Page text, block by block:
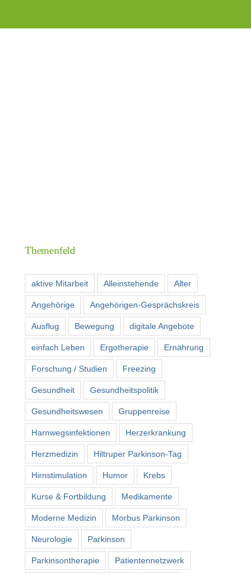
Themenfeld
aktive Mitarbeit Alleinstehende Alter
Angehörige Angehörigen-Gesprächskreis
Ausflug Bewegung digitale Angebote
einfach Leben Ergotherapie Ernährung
Forschung / Studien Freezing
Gesundheit Gesundheitspolitik
Gesundheitswesen Gruppenreise
Harnwegsinfektionen Herzerkrankung
Herzmedizin Hiltruper Parkinson-Tag
Hirnstimulation Humor Krebs
Kurse & Fortbildung Medikamente
Moderne Medizin Morbus Parkinson
Neurologie Parkinson
Parkinsontherapie Patientennetzwerk